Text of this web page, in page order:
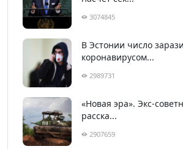
3074845
В Эстонии число
коронавирусом...
2989731
«Новая эра». Экс-
расска...
2907659